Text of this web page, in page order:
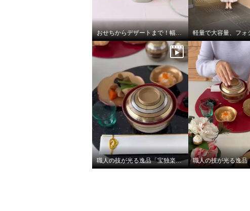
ウェッジウッド 楽々開閉 晴雨
兼用折りたたみ日傘 収納バッ
グ付
ブラック
¥0
おせちからデザートまで！幅広いシーンで使える二段重箱
職人の技が光る逸品「宝独楽」の蓋付き椀